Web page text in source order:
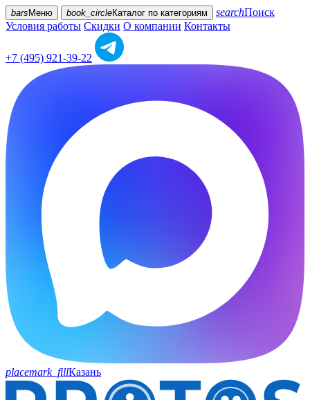
bars Меню book_circleКаталог по категориям searchПоиск
Условия работы Скидки О компании Контакты
+7 (495) 921-39-22
placemark_fillКазань